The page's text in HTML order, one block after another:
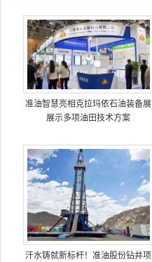
准油智慧亮相克拉玛依石油装备展
展示多项油田技术方案
汗水铸就新标杆！准油股份钻井项